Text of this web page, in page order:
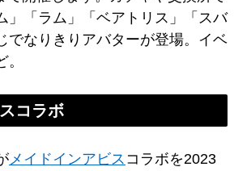
」「ラム」「ベアトリス」「スバ
でなりきりアバターが登場。イベ
コラボ
メイドインアビス コラボを2023